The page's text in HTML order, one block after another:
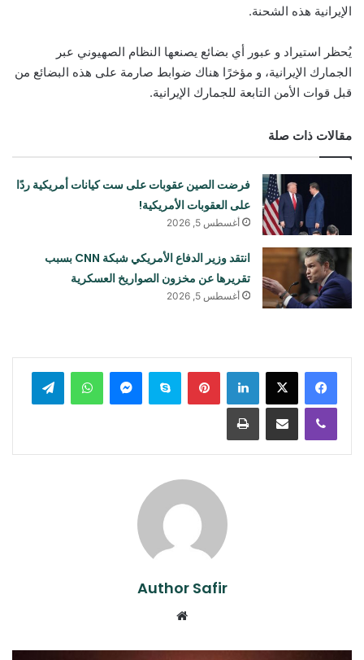
الإيرانية هذه الشحنة.
يُحظر استيراد و عبور أي بضائع يصنعها النظام الصهيوني عبر
الجمارك الإيرانية، و مؤخرًا هناك ضوابط صارمة على هذه البضائع من
قبل قوات الأمن التابعة للجمارك الإيرانية.
مقالات ذات صلة
فرضت الصين عقوبات على ست كيانات أمريكية ردًا
على العقوبات الأمريكية!
أغسطس 5, 2026
انتقد وزير الدفاع الأمريكي شبكة CNN بسبب
تقريرها عن مخزون الصواريخ العسكرية
أغسطس 5, 2026
لينكدإن بينتيريستسكايب ماسنجر واتساب تيلقرام
ڤايبر مشاركة عبر البريد طباعة
Author Safir